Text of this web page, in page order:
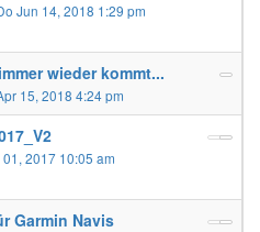
Jun 14, 2018 1:29 pm
wieder kommt...
15, 2018 4:24 pm
01, 2017 10:05 am
Garmin Navis